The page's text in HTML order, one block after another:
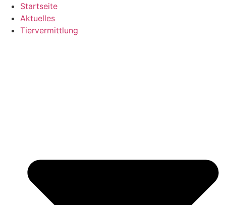
Startseite
Aktuelles
Tiervermittlung